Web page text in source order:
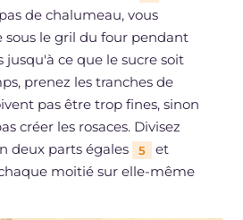
de chalumeau, vous
sous le gril du four pendant
ce que le sucre soit
prenez les tranches de
pas être trop fines, sinon
créer les rosaces. Divisez
deux parts égales
5
et
moitié sur elle-même